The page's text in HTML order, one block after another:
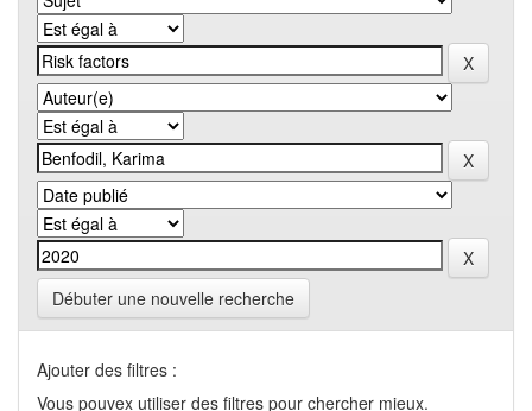
Débuter une nouvelle recherche
Ajouter des filtres :
Vous pouvex utiliser des filtres pour chercher mieux.